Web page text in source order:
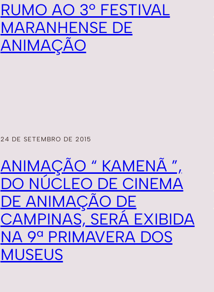
RUMO AO 3º FESTIVAL
MARANHENSE DE
ANIMAÇÃO
24 DE SETEMBRO DE 2015
ANIMAÇÃO “ KAMENÃ ”,
DO NÚCLEO DE CINEMA
DE ANIMAÇÃO DE
CAMPINAS, SERÁ EXIBIDA
NA 9ª PRIMAVERA DOS
MUSEUS